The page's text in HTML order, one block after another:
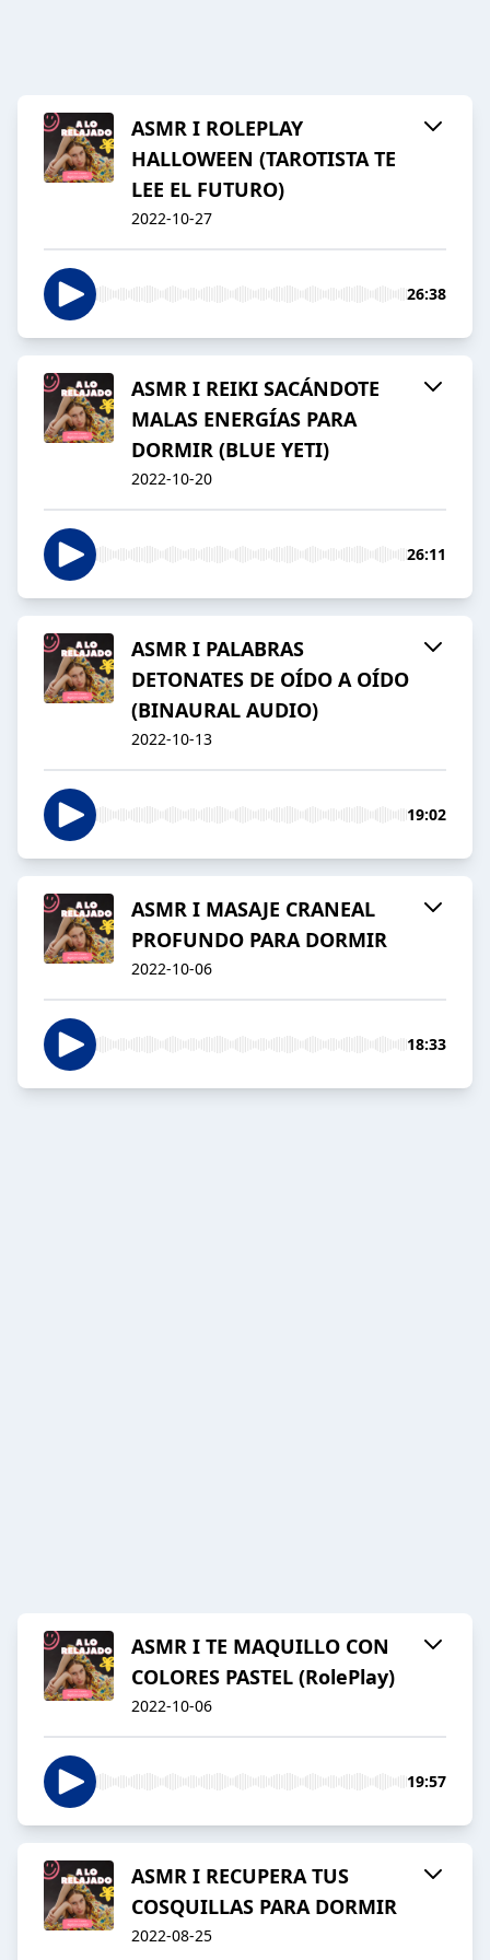
ASMR I ROLEPLAY
HALLOWEEN (TAROTISTA TE
LEE EL FUTURO)
2022-10-27
26:38
ASMR I REIKI SACÁNDOTE
MALAS ENERGÍAS PARA
DORMIR (BLUE YETI)
2022-10-20
26:11
ASMR I PALABRAS
DETONATES DE OÍDO A OÍDO
(BINAURAL AUDIO)
2022-10-13
19:02
ASMR I MASAJE CRANEAL
PROFUNDO PARA DORMIR
2022-10-06
18:33
ASMR I TE MAQUILLO CON
COLORES PASTEL (RolePlay)
2022-10-06
19:57
ASMR I RECUPERA TUS
COSQUILLAS PARA DORMIR
2022-08-25